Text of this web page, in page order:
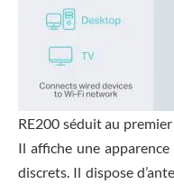
RE200 séduit au
Il affiche une
discrets. Il dispose